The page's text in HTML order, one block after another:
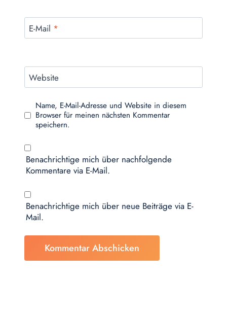
E-Mail *
Website
Name, E-Mail-Adresse und Website in diesem
Browser für meinen nächsten Kommentar
speichern.
Benachrichtige mich über nachfolgende
Kommentare via E-Mail.
Benachrichtige mich über neue Beiträge via E-
Mail.